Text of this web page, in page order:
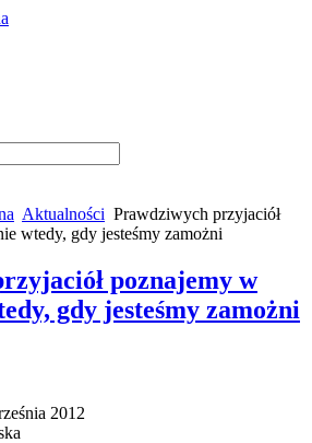
Aktualności Prawdziwych przyjaciół
wtedy, gdy jesteśmy zamożni
poznajemy w
gdy jesteśmy zamożni
2012